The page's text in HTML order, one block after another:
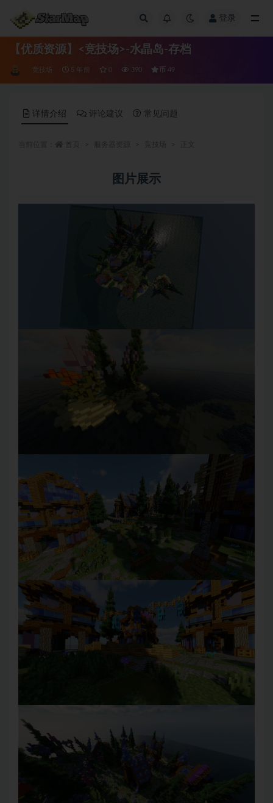
登录
【优质资源】<竞技场>-水晶岛-存档
竞技场 5 年前 0 390 币 49
详情介绍 评论建议 常见问题
图片展示